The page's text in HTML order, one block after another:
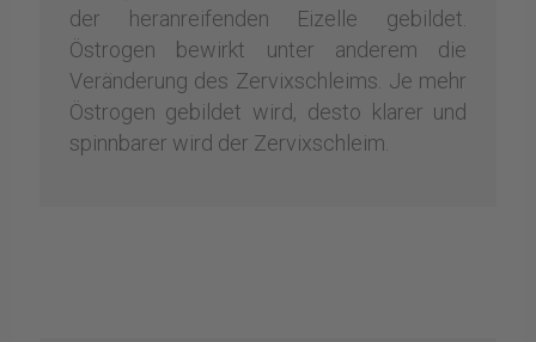
der heranreifenden Eizelle gebildet.
Östrogen bewirkt unter anderem die
Veränderung des Zervixschleims. Je mehr
Östrogen gebildet wird, desto klarer und
spinnbarer wird der Zervixschleim.